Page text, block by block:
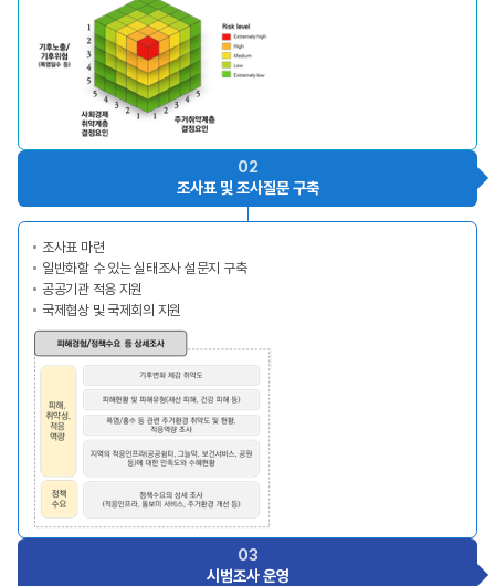
02
조사표 및조사질문 구축
조사표 마련
일반화할 수 있는 실태조사 설문지 구축
공공기관 적응 지원
국제협상 및 국제회의 지원
03
시범조사 운영